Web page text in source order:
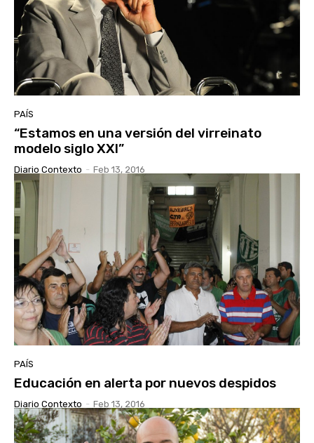
PAÍS
“Estamos en una versión del virreinato
modelo siglo XXI”
Diario Contexto - Feb 13, 2016
PAÍS
Educación en alerta por nuevos despidos
Diario Contexto - Feb 13, 2016